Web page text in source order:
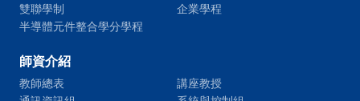
雙聯學制
企業學程
半導體元件整合學分學程
師資介紹
教師總表
講座教授